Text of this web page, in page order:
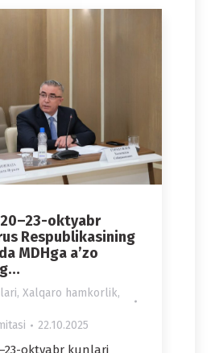
oktyabr
Respublikasining
MDHga a’zo
, Xalqaro hamkorlik,
22.10.2025
oktyabr kunlari